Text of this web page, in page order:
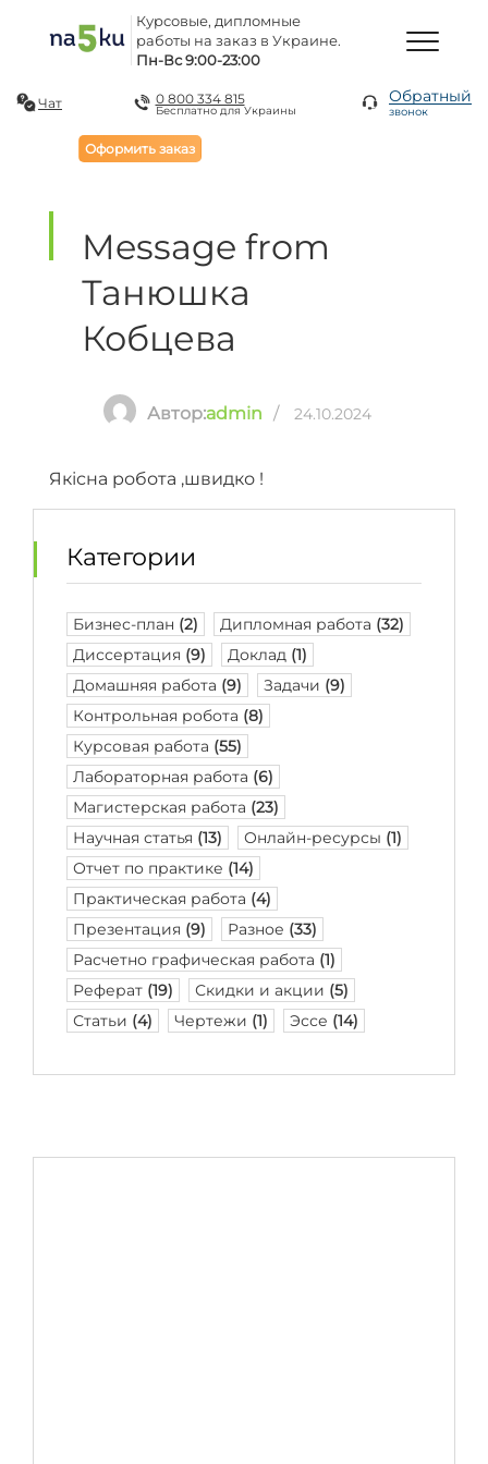
Курсовые, дипломные
работы на заказ в Украине.
Пн-Вс 9:00-23:00
Чат 0 800 334 815
Бесплатно для Украины
Обратный
звонок
Оформить заказ
Message from
Танюшка
Кобцева
Автор:admin / 24.10.2024
Якісна робота ,швидко !
Категории
Бизнес-план (2) Дипломная работа (32)
Диссертация (9) Доклад (1)
Домашняя работа (9) Задачи (9)
Контрольная робота (8)
Курсовая работа (55)
Лабораторная работа (6)
Магистерская работа (23)
Научная статья (13) Онлайн-ресурсы (1)
Отчет по практике (14)
Практическая работа (4)
Презентация (9) Разное (33)
Расчетно графическая работа (1)
Реферат (19) Скидки и акции (5)
Статьи (4) Чертежи (1) Эссе (14)